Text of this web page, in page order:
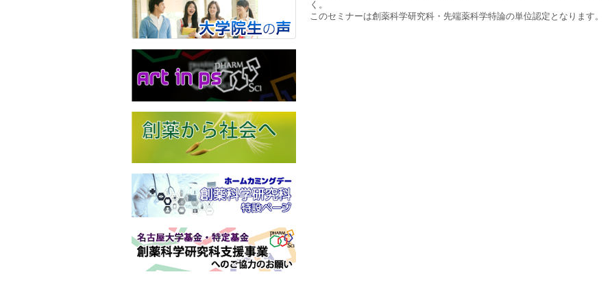
く。
このセミナーは創薬科学研究科・先端薬科学特論の単位認定となります。